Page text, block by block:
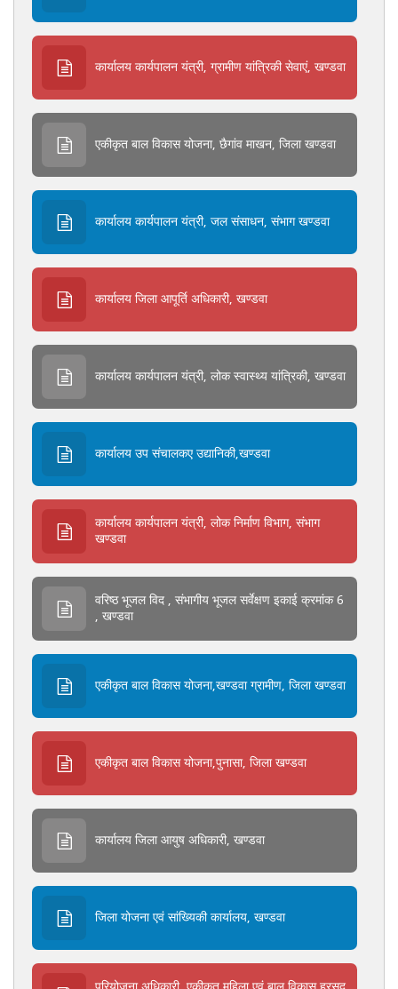
कार्यालय कार्यपालन यंत्री, ग्रामीण यांत्रिकी सेवाएं, खण्डवा
एकीकृत बाल विकास योजना, छैगांव माखन, जिला खण्डवा
कार्यालय कार्यपालन यंत्री, जल संसाधन, संभाग खण्डवा
कार्यालय जिला आपूर्ति अधिकारी, खण्डवा
कार्यालय कार्यपालन यंत्री, लोक स्वास्थ्य यांत्रिकी, खण्डवा
कार्यालय उप संचालकए उद्यानिकी,खण्डवा
कार्यालय कार्यपालन यंत्री, लोक निर्माण विभाग, संभाग
खण्डवा
वरिष्ठ भूजल विद , संभागीय भूजल सर्वेक्षण इकाई क्रमांक 6
, खण्डवा
एकीकृत बाल विकास योजना,खण्डवा ग्रामीण, जिला खण्डवा
एकीकृत बाल विकास योजना,पुनासा, जिला खण्डवा
कार्यालय जिला आयुष अधिकारी, खण्डवा
जिला योजना एवं सांख्यिकी कार्यालय, खण्डवा